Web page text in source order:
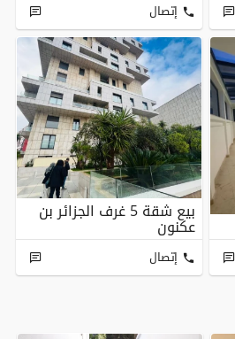
إتصال
بيع شقة 5 غرف الجزائر بن
عكنون
إتصال